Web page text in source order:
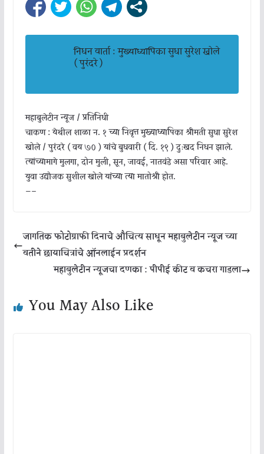
निधन वार्ता : मुख्याध्यापिका सुधा सुरेश खोले
( पुरंदरे )
महाबुलेटीन न्यूज / प्रतिनिधी
चाकण : येथील शाळा न. १ च्या निवृत्त मुख्याध्यापिका श्रीमती सुधा सुरेश
खोले / पुरंदरे ( वय ७० ) यांचे बुधवारी ( दि. १९ ) दुःखद निधन झाले.
त्यांच्यामागे मुलगा, दोन मुली, सून, जावई, नातवंडे असा परिवार आहे.
युवा उद्योजक सुशील खोले यांच्या त्या मातोश्री होत.
—–
जागतिक फोटोग्राफी दिनाचे औचित्य साधून महाबुलेटीन न्यूज च्या
वतीने छायाचित्रांचे ऑनलाईन प्रदर्शन
महाबुलेटीन न्यूजचा दणका : पीपीई कीट व कचरा गाडला
You May Also Like